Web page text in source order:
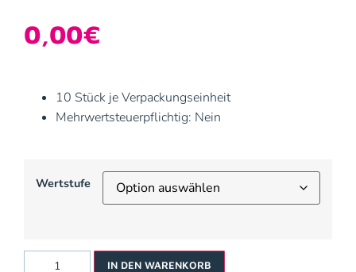
0,00€
10 Stück je Verpackungseinheit
Mehrwertsteuerpflichtig: Nein
Wertstufe
IN DEN WARENKORB